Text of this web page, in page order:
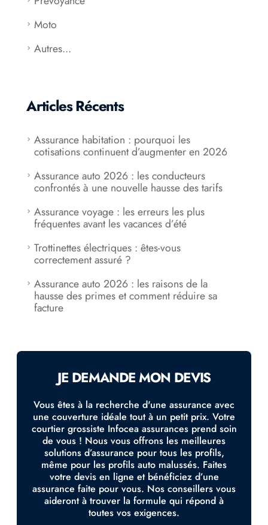
Moto
Autres...
Articles Récents
Assurance habitation : pourquoi les
cotisations continuent d’augmenter en 2026
Assurance auto 2026 : les conducteurs
confrontés à une nouvelle hausse des tarifs
Assurance voyage : les erreurs les plus
fréquentes avant les vacances d’été
Trottinettes électriques : êtes-vous
correctement assuré ?
Assurance auto 2026 : les raisons de la
hausse des primes et comment réduire sa
facture
JE DEMANDE MON DEVIS
Vous êtes à la recherche d'une assurance avec
une couverture idéale tout à un petit prix. Votre
courtier grossiste Infocea assurances prend soin
de vous ! Nous vous offrons les meilleures
solutions d’assurance pour tous les profils,
même pour les profils auto malussés. Faites
votre devis en ligne et bénéficiez d’une
assurance faite pour vous. Nos conseillers vous
aideront à trouver la formule qui répond à
toutes vos exigences.